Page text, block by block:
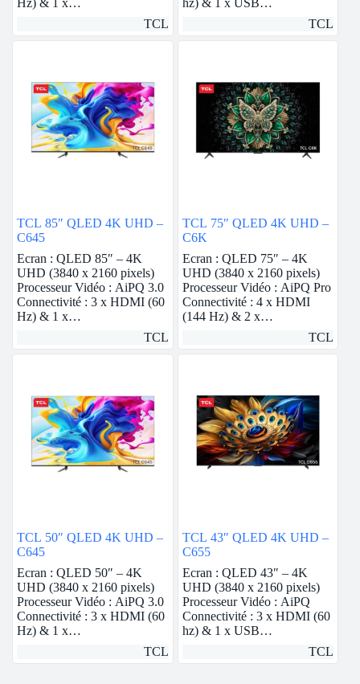
TCL
TCL
TCL 85″ QLED 4K UHD –
C645
Ecran : QLED 85″ – 4K
UHD (3840 x 2160 pixels)
Processeur Vidéo : AiPQ 3.0
Connectivité : 3 x HDMI (60
Hz) & 1 x…
TCL
TCL 75″ QLED 4K UHD –
C6K
Ecran : QLED 75″ – 4K
UHD (3840 x 2160 pixels)
Processeur Vidéo : AiPQ Pro
Connectivité : 4 x HDMI
(144 Hz) & 2 x…
TCL
TCL 50″ QLED 4K UHD –
C645
Ecran : QLED 50″ – 4K
UHD (3840 x 2160 pixels)
Processeur Vidéo : AiPQ 3.0
Connectivité : 3 x HDMI (60
Hz) & 1 x…
TCL
TCL 43″ QLED 4K UHD –
C655
Ecran : QLED 43″ – 4K
UHD (3840 x 2160 pixels)
Processeur Vidéo : AiPQ
Connectivité : 3 x HDMI (60
hz) & 1 x USB…
TCL